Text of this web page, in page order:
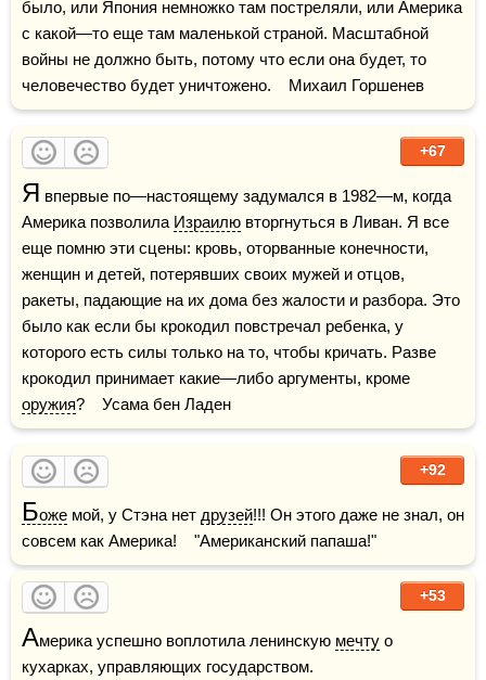
было, или Япония немножко там постреляли, или Америка
с какой—то еще там маленькой страной. Масштабной
войны не должно быть, потому что если она будет, то
человечество будет уничтожено.    Михаил Горшенев
+67
Я впервые по—настоящему задумался в 1982—м, когда
Америка позволила Израилю вторгнуться в Ливан. Я все
еще помню эти сцены: кровь, оторванные конечности,
женщин и детей, потерявших своих мужей и отцов,
ракеты, падающие на их дома без жалости и разбора. Это
было как если бы крокодил повстречал ребенка, у
которого есть силы только на то, чтобы кричать. Разве
оружия?    Усама бен Ладен
+92
Боже мой, у Стэна нет друзей!!! Он этого даже не знал, он
совсем как Америка!    "Американский папаша!"
+53
Америка успешно воплотила ленинскую мечту о
кухарках, управляющих государством.